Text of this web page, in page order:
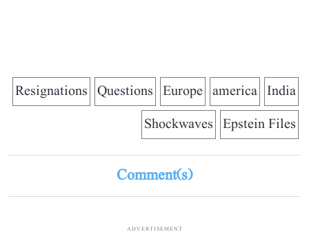
India
america
Europe
Questions
Resignations
Epstein Files
Shockwaves
Comment(s)
ADVERTISEMENT